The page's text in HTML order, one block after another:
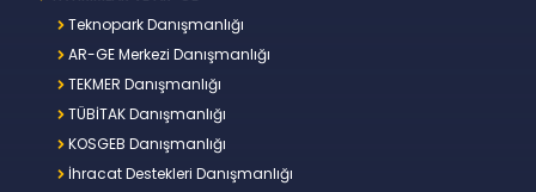
Teknopark Danışmanlığı
AR-GE Merkezi Danışmanlığı
TEKMER Danışmanlığı
TÜBİTAK Danışmanlığı
KOSGEB Danışmanlığı
İhracat Destekleri Danışmanlığı